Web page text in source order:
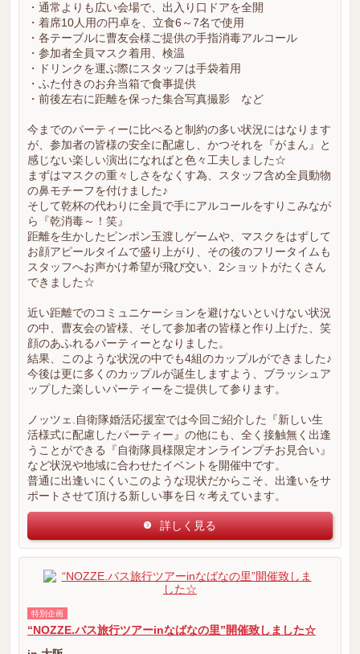
・通常よりも広い会場で、出入り口ドアを全開
・着席10人用の円卓を、立食6～7名で使用
・各テーブルに曹友会様ご提供の手指消毒アルコール
・参加者全員マスク着用、検温
・ドリンクを運ぶ際にスタッフは手袋着用
・ふた付きのお弁当箱で食事提供
・前後左右に距離を保った集合写真撮影 など
今までのパーティーに比べると制約の多い状況にはなります
が、参加者の皆様の安全に配慮し、かつそれを『がまん』と
感じない楽しい演出になればと色々工夫しました☆
まずはマスクの重々しさをなくす為、スタッフ含め全員動物
の鼻モチーフを付けました♪
そして乾杯の代わりに全員で手にアルコールをすりこみなが
ら『乾消毒～！笑』
距離を生かしたピンポン玉渡しゲームや、マスクをはずして
お顔アピールタイムで盛り上がり、その後のフリータイムも
スタッフへお声かけ希望が飛び交い、2ショットがたくさん
できました☆
近い距離でのコミュニケーションを避けないといけない状況
の中、曹友会の皆様、そして参加者の皆様と作り上げた、笑
顔のあふれるパーティーとなりました。
結果、このような状況の中でも4組のカップルができました♪
今後は更に多くのカップルが誕生しますよう、ブラッシュア
ップした楽しいパーティーをご提供して参ります。
ノッツェ.自衛隊婚活応援室では今回ご紹介した『新しい生
活様式に配慮したパーティー』の他にも、全く接触無く出逢
うことができる『自衛隊員様限定オンラインプチお見合い』
など状況や地域に合わせたイベントを開催中です。
普通に出逢いにくいこのような現状だからこそ、出逢いをサ
ポートさせて頂ける新しい事を日々考えています。
詳しく見る
特別企画
“NOZZE.バス旅行ツアーinなばなの里”開催致しました☆